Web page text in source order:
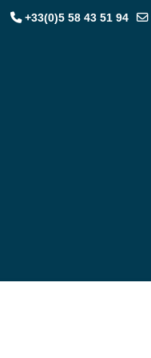
+33(0)5 58 43 51 94